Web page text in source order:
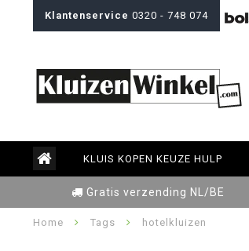
Klantenservice 0320 - 748 074
KLUIS KOPEN KEUZE HULP
Gratis verzending NL/BE
Home Tags hotelkluizen